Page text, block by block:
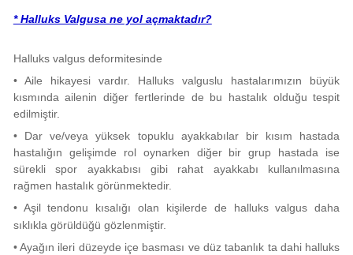
* Halluks Valgusa ne yol açmaktadır?
Halluks valgus deformitesinde
• Aile hikayesi vardır. Halluks valguslu hastalarımızın büyük
kısmında ailenin diğer fertlerinde de bu hastalık olduğu tespit
edilmiştir.
• Dar ve/veya yüksek topuklu ayakkabılar bir kısım hastada
hastalığın gelişimde rol oynarken diğer bir grup hastada ise
sürekli spor ayakkabısı gibi rahat ayakkabı kullanılmasına
rağmen hastalık görünmektedir.
• Aşil tendonu kısalığı olan kişilerde de halluks valgus daha
sıklıkla görüldüğü gözlenmiştir.
• Ayağın ileri düzeyde içe basması ve düz tabanlık ta dahi halluks